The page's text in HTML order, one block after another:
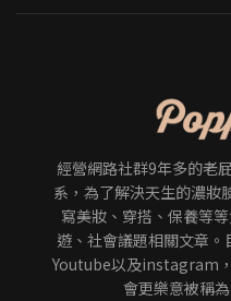
經營網路社群9年多的老
系，為了解決天生的濃妝
寫美妝、穿搭、保養等
遊、社會議題相關文章
Youtube以及instagram
會更樂意被稱